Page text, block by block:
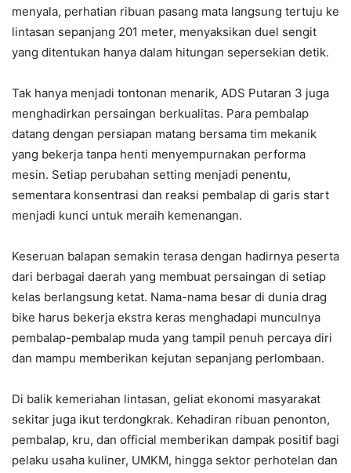
menyala, perhatian ribuan pasang mata langsung tertuju ke
lintasan sepanjang 201 meter, menyaksikan duel sengit
yang ditentukan hanya dalam hitungan sepersekian detik.
Tak hanya menjadi tontonan menarik, ADS Putaran 3 juga
menghadirkan persaingan berkualitas. Para pembalap
datang dengan persiapan matang bersama tim mekanik
yang bekerja tanpa henti menyempurnakan performa
mesin. Setiap perubahan setting menjadi penentu,
sementara konsentrasi dan reaksi pembalap di garis start
menjadi kunci untuk meraih kemenangan.
Keseruan balapan semakin terasa dengan hadirnya peserta
dari berbagai daerah yang membuat persaingan di setiap
kelas berlangsung ketat. Nama-nama besar di dunia drag
bike harus bekerja ekstra keras menghadapi munculnya
pembalap-pembalap muda yang tampil penuh percaya diri
dan mampu memberikan kejutan sepanjang perlombaan.
Di balik kemeriahan lintasan, geliat ekonomi masyarakat
sekitar juga ikut terdongkrak. Kehadiran ribuan penonton,
pembalap, kru, dan official memberikan dampak positif bagi
pelaku usaha kuliner, UMKM, hingga sektor perhotelan dan